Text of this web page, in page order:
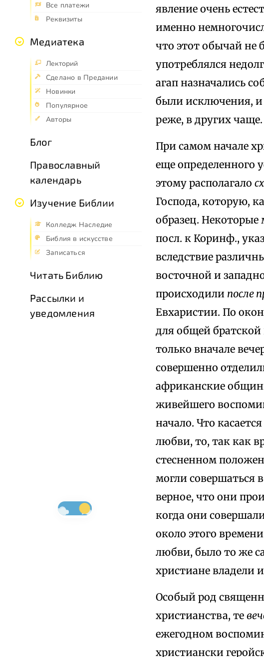
Все платежи
Реквизиты
Медиатека
Лекторий
Сделано в Предании
Новинки
Популярное
Авторы
Блог
Православный
календарь
Изучение Библии
Колледж Наследие
Библия в искусстве
Записаться
Читать Библию
Рассылки и
уведомления
явление очень
именно
что этот обычай не
употреблялся
агап назначались
были исключения, и
реже, в других чаще.
При самом начале
еще определенного
этому располагало
Господа, которую,
образец. Некоторые
посл. к Коринф.,
вследствие
восточной и
происходили после
Евхаристии. По
для общей
только вначале
совершенно
африканские
живейшего
начало. Что
любви, то, так как
стесненном
могли совершаться в
верное, что они
когда они
около этого
любви, было то же
христиане владели
Особый род
христианства, те
ежегодном
христиански